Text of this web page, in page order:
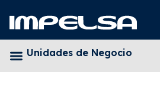
Unidades de Negocio